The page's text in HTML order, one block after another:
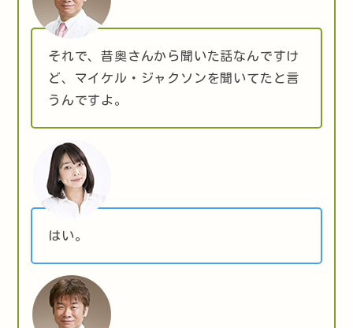
それで、昔奥さんから聞いた話なんですけ
ど、マイケル・ジャクソンを聞いてたと言
うんですよ。
はい。